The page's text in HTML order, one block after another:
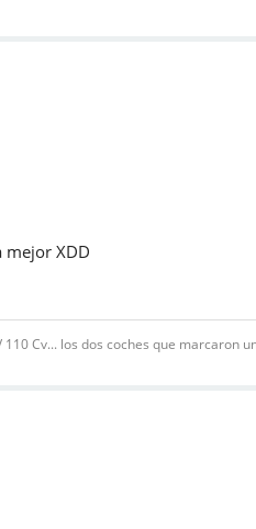
mejor XDD
Cv... los dos coches que marcaron